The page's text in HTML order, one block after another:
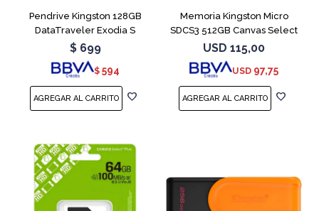
Pendrive Kingston 128GB
DataTraveler Exodia S
Turquesa
$ 699
$ 594
Memoria Kingston Micro
SDCS3 512GB Canvas Select
Plus
USD 115,00
USD 97,75